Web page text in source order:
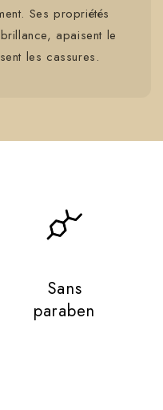
Ses propriétés
apaisent le
les cassures.
Sans
paraben